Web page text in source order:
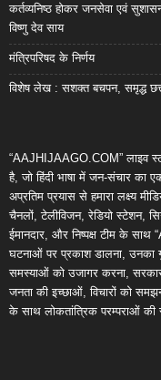
कर्तव्यनिष्ठ होकर जनसेवा एवं
विष्णु देव साय
मंत्रिपरिषद के निर्णय
विशेष लेख : सशक्त बचपन, समृद्ध
“AAJHIJAAGO.COM” लाइव
है, जो हिंदी भाषा में जन-संचार का
अप्रतिम प्रयास से हमारा लक्ष्य
चैनलों, टेलीविजन, रेडियो स्टेशन,
ईमानदार, और निष्पक्ष टीम के
घटनाओं पर प्रकाश डालना, उनका
समस्याओं को उजागर करना,
जनता की इच्छाओं, विचारों को
के साथ लोकतांत्रिक परम्पराओं की